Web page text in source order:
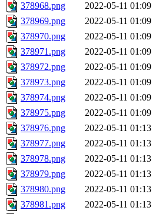
378968.png
2022-05-11 01:09
378969.png
2022-05-11 01:09
378970.png
2022-05-11 01:09
378971.png
2022-05-11 01:09
378972.png
2022-05-11 01:09
378973.png
2022-05-11 01:09
378974.png
2022-05-11 01:09
378975.png
2022-05-11 01:09
378976.png
2022-05-11 01:13
378977.png
2022-05-11 01:13
378978.png
2022-05-11 01:13
378979.png
2022-05-11 01:13
378980.png
2022-05-11 01:13
378981.png
2022-05-11 01:13